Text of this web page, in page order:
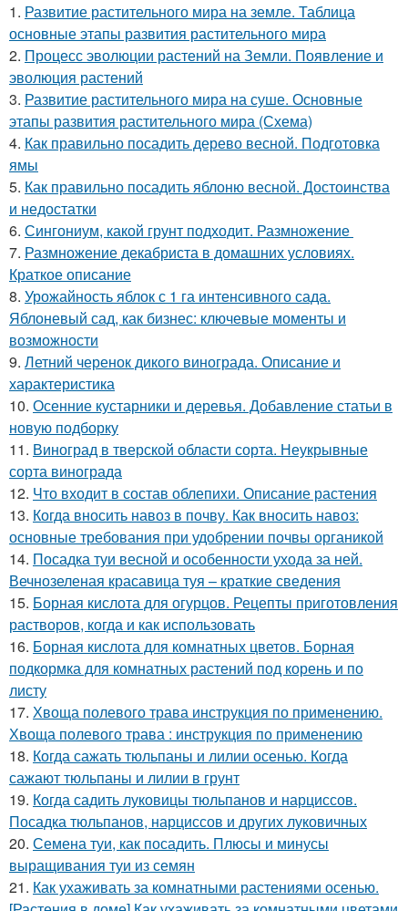
1. Развитие растительного мира на земле. Таблица
основные этапы развития растительного мира
2. Процесс эволюции растений на Земли. Появление и
эволюция растений
3. Развитие растительного мира на суше. Основные
этапы развития растительного мира (Схема)
4. Как правильно посадить дерево весной. Подготовка
ямы
5. Как правильно посадить яблоню весной. Достоинства
и недостатки
6. Сингониум, какой грунт подходит. Размножение
7. Размножение декабриста в домашних условиях.
Краткое описание
8. Урожайность яблок с 1 га интенсивного сада.
Яблоневый сад, как бизнес: ключевые моменты и
возможности
9. Летний черенок дикого винограда. Описание и
характеристика
10. Осенние кустарники и деревья. Добавление статьи в
новую подборку
11. Виноград в тверской области сорта. Неукрывные
сорта винограда
12. Что входит в состав облепихи. Описание растения
13. Когда вносить навоз в почву. Как вносить навоз:
основные требования при удобрении почвы органикой
14. Посадка туи весной и особенности ухода за ней.
Вечнозеленая красавица туя – краткие сведения
15. Борная кислота для огурцов. Рецепты приготовления
растворов, когда и как использовать
16. Борная кислота для комнатных цветов. Борная
подкормка для комнатных растений под корень и по
листу
17. Хвоща полевого трава инструкция по применению.
Хвоща полевого трава : инструкция по применению
18. Когда сажать тюльпаны и лилии осенью. Когда
сажают тюльпаны и лилии в грунт
19. Когда садить луковицы тюльпанов и нарциссов.
Посадка тюльпанов, нарциссов и других луковичных
20. Семена туи, как посадить. Плюсы и минусы
выращивания туи из семян
21. Как ухаживать за комнатными растениями осенью.